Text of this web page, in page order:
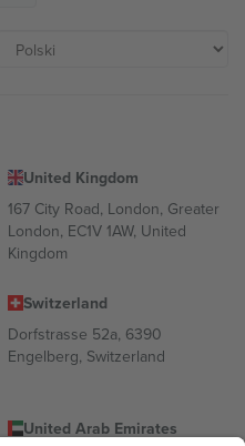
United Kingdom
167 City Road, London, Greater
London, EC1V 1AW, United
Kingdom
Switzerland
Dorfstrasse 52a, 6390
Engelberg, Switzerland
United Arab Emirates